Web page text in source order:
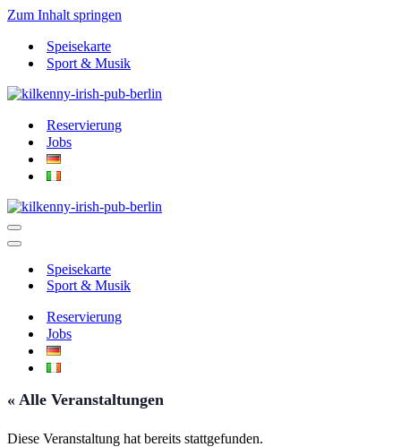
Zum Inhalt springen
Speisekarte
Sport & Musik
Reservierung
Jobs
Navigationsmenü
Navigationsmenü
Speisekarte
Sport & Musik
Reservierung
Jobs
« Alle Veranstaltungen
Diese Veranstaltung hat bereits stattgefunden.